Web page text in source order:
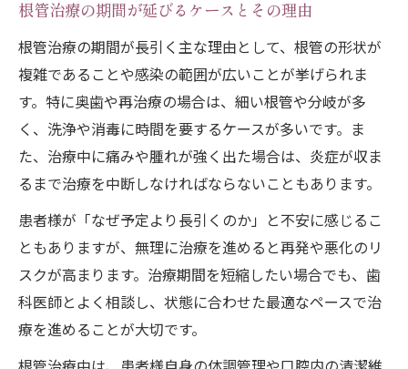
根管治療の期間が延びるケースとその理由
根管治療の期間が長引く主な理由として、根管の形状が
複雑であることや感染の範囲が広いことが挙げられま
す。特に奥歯や再治療の場合は、細い根管や分岐が多
く、洗浄や消毒に時間を要するケースが多いです。ま
た、治療中に痛みや腫れが強く出た場合は、炎症が収ま
るまで治療を中断しなければならないこともあります。
患者様が「なぜ予定より長引くのか」と不安に感じるこ
ともありますが、無理に治療を進めると再発や悪化のリ
スクが高まります。治療期間を短縮したい場合でも、歯
科医師とよく相談し、状態に合わせた最適なペースで治
療を進めることが大切です。